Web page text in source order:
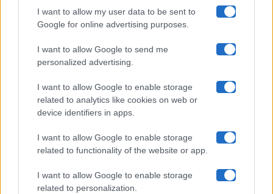
I want to allow my user data to be sent to
Google for online advertising purposes.
I want to allow Google to send me
personalized advertising.
I want to allow Google to enable storage
related to analytics like cookies on web or
device identifiers in apps.
I want to allow Google to enable storage
related to functionality of the website or app.
I want to allow Google to enable storage
related to personalization.
Maste S.r.l.
Chi siamo
Collabora con noi
Contatti
Privacy Policy
Cookie Policy